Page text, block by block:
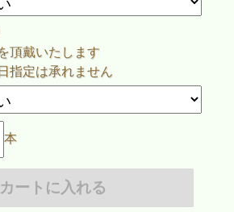
頂戴いたします
指定は承れません
本